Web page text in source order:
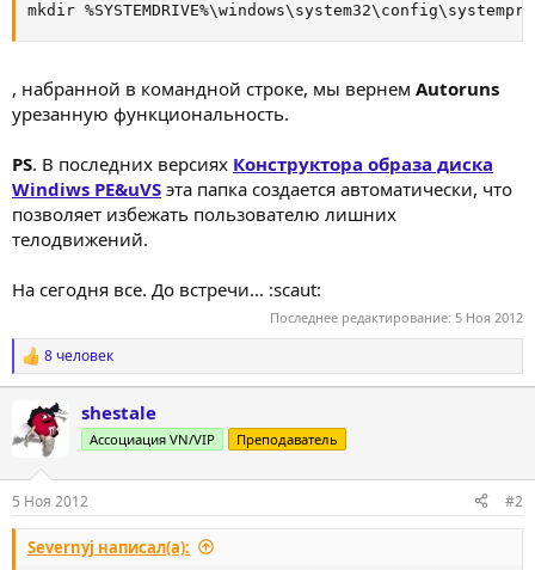
mkdir
, набранной в командной строке, мы вернем Autoruns
урезанную функциональность.
PS. В последних версиях Конструктора образа диска
Windiws PE&uVS эта папка создается автоматически, что
позволяет избежать пользователю лишних
телодвижений.
На сегодня все. До встречи... :scaut:
Последнее редактирование: 5 Ноя 2012
Р
е
к
ц
и
8 человек
shestale
Ассоциация VN/VIP Преподаватель
5 Ноя 2012 #2
Severnyj написал(а):